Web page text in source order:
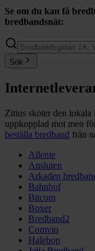
Se om du kan få
bredbandsnät:
Sök
Zitius sköter den lokala
uppkopplad mot men
beställa bredband från
Allente
Ansluten
Arkaden
Bahnhof
Bitcom
Boxer
Bredband2
Comviq
Halebop